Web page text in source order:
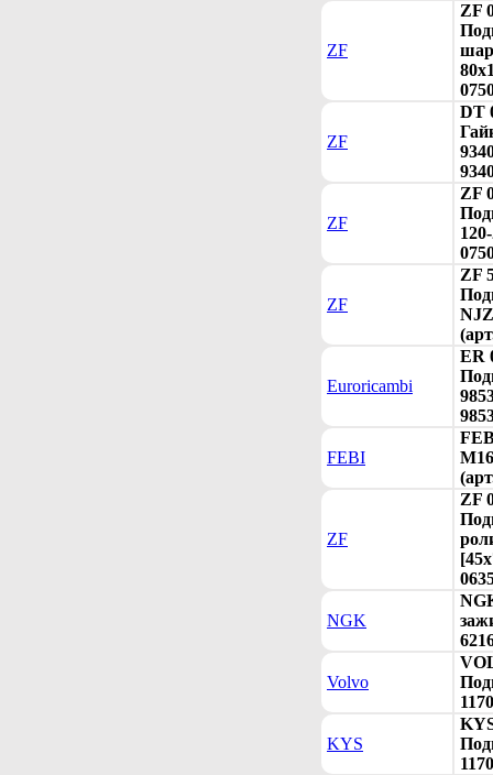
ZF
ZF
ZF
DT
ZF
ZF
ZF
ZF
Euroricambi
ER
FEBI
ZF
ZF
NGK
Volvo
KYS